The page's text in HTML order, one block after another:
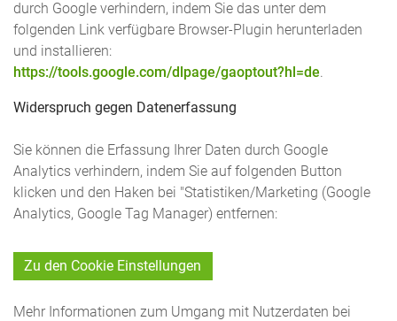
durch Google verhindern, indem Sie das unter dem
folgenden Link verfügbare Browser-Plugin herunterladen
und installieren:
https://tools.google.com/dlpage/gaoptout?hl=de.
Widerspruch gegen Datenerfassung
Sie können die Erfassung Ihrer Daten durch Google
Analytics verhindern, indem Sie auf folgenden Button
klicken und den Haken bei "Statistiken/Marketing (Google
Analytics, Google Tag Manager) entfernen:
Zu den Cookie Einstellungen
Mehr Informationen zum Umgang mit Nutzerdaten bei